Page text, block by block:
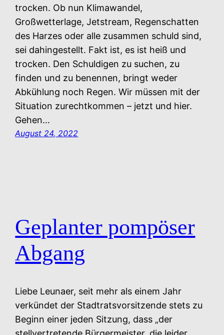
trocken. Ob nun Klimawandel,
Großwetterlage, Jetstream, Regenschatten
des Harzes oder alle zusammen schuld sind,
sei dahingestellt. Fakt ist, es ist heiß und
trocken. Den Schuldigen zu suchen, zu
finden und zu benennen, bringt weder
Abkühlung noch Regen. Wir müssen mit der
Situation zurechtkommen – jetzt und hier.
Gehen…
August 24, 2022
Geplanter pompöser
Abgang
Liebe Leunaer, seit mehr als einem Jahr
verkündet der Stadtratsvorsitzende stets zu
Beginn einer jeden Sitzung, dass „der